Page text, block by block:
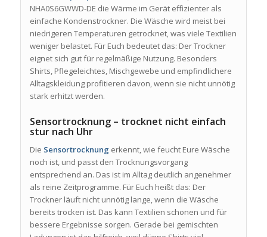
NHA0S6GWWD-DE die Wärme im Gerät effizienter als
einfache Kondenstrockner. Die Wäsche wird meist bei
niedrigeren Temperaturen getrocknet, was viele Textilien
weniger belastet. Für Euch bedeutet das: Der Trockner
eignet sich gut für regelmäßige Nutzung. Besonders
Shirts, Pflegeleichtes, Mischgewebe und empfindlichere
Alltagskleidung profitieren davon, wenn sie nicht unnötig
stark erhitzt werden.
Sensortrocknung – trocknet nicht einfach
stur nach Uhr
Die Sensortrocknung erkennt, wie feucht Eure Wäsche
noch ist, und passt den Trocknungsvorgang
entsprechend an. Das ist im Alltag deutlich angenehmer
als reine Zeitprogramme. Für Euch heißt das: Der
Trockner läuft nicht unnötig lange, wenn die Wäsche
bereits trocken ist. Das kann Textilien schonen und für
bessere Ergebnisse sorgen. Gerade bei gemischten